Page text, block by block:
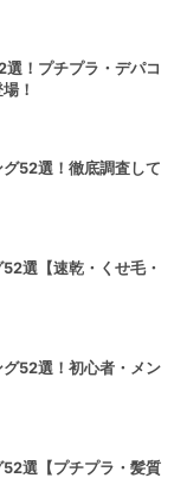
！プチプラ・デパコ
！
52選！徹底調査して
選【速乾・くせ毛・
52選！初心者・メン
選【プチプラ・髪質